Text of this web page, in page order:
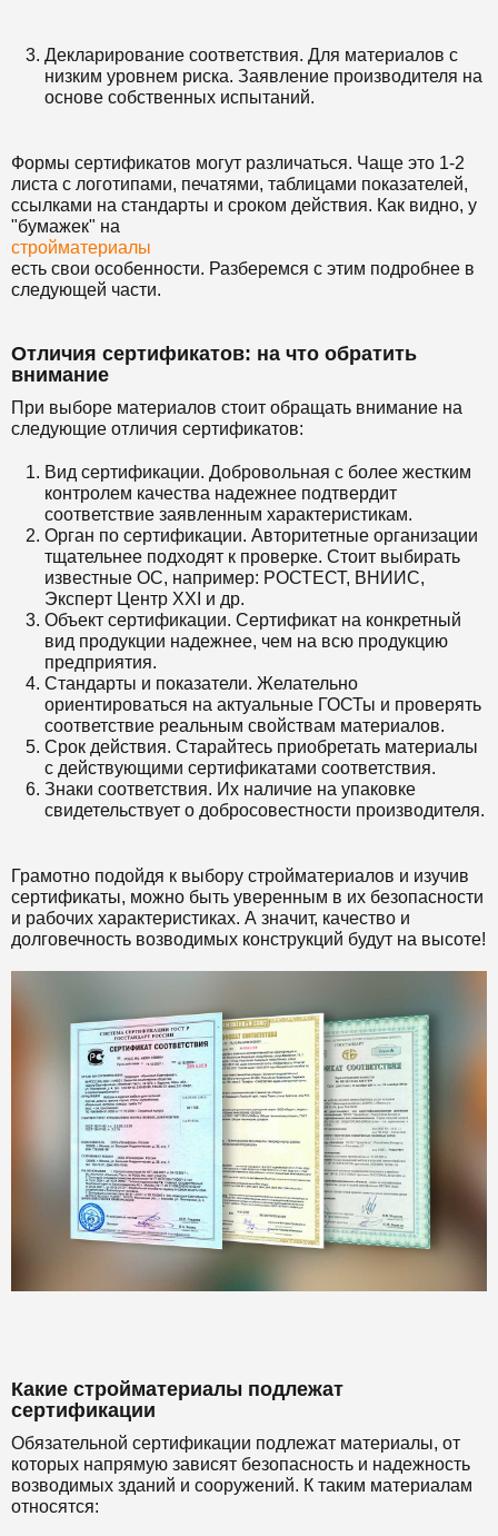
Декларирование соответствия. Для материалов с
низким уровнем риска. Заявление производителя на
основе собственных испытаний.
Формы сертификатов могут различаться. Чаще это 1-2
листа с логотипами, печатями, таблицами показателей,
ссылками на стандарты и сроком действия. Как видно, у
"бумажек" на
стройматериалы
есть свои особенности. Разберемся с этим подробнее в
следующей части.
Отличия сертификатов: на что обратить
внимание
При выборе материалов стоит обращать внимание на
следующие отличия сертификатов:
Вид сертификации. Добровольная с более жестким
контролем качества надежнее подтвердит
соответствие заявленным характеристикам.
Орган по сертификации. Авторитетные организации
тщательнее подходят к проверке. Стоит выбирать
известные ОС, например: РОСТЕСТ, ВНИИС,
Эксперт Центр XXI и др.
Объект сертификации. Сертификат на конкретный
вид продукции надежнее, чем на всю продукцию
предприятия.
Стандарты и показатели. Желательно
ориентироваться на актуальные ГОСТы и проверять
соответствие реальным свойствам материалов.
Срок действия. Старайтесь приобретать материалы
с действующими сертификатами соответствия.
Знаки соответствия. Их наличие на упаковке
свидетельствует о добросовестности производителя.
Грамотно подойдя к выбору стройматериалов и изучив
сертификаты, можно быть уверенным в их безопасности
и рабочих характеристиках. А значит, качество и
долговечность возводимых конструкций будут на высоте!
Какие стройматериалы подлежат
сертификации
Обязательной сертификации подлежат материалы, от
которых напрямую зависят безопасность и надежность
возводимых зданий и сооружений. К таким материалам
относятся: